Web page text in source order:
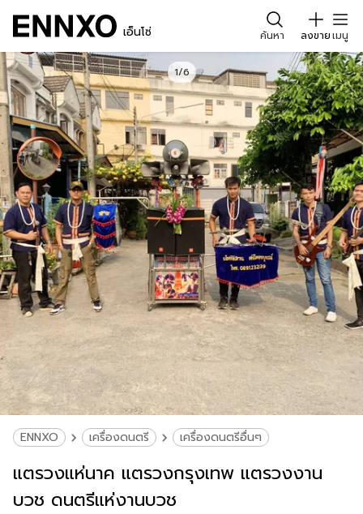
เอ็นโซ่ ค้นหา ลงขายเมนู
1/6
ENNXO เครื่องดนตรี เครื่องดนตรีอื่นๆ
แตรวงแห่นาค แตรวงกรุงเทพ แตรวงงาน
บวช ดนตรีแห่งานบวช